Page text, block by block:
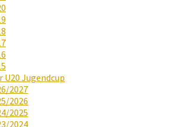
U20 Jugendcup
2027
2026
2025
2024